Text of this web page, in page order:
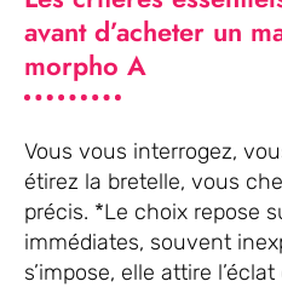
avant d’acheter un
morpho A
Vous vous interrogez,
étirez la bretelle, vous
précis. *Le choix repose
immédiates, souvent
s’impose, elle attire